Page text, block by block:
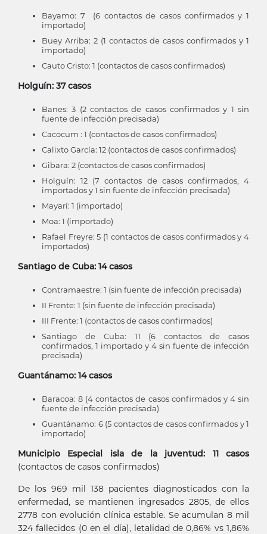
Bayamo: 7 (6 contactos de casos confirmados y 1
importado)
Buey Arriba: 2 (1 contactos de casos confirmados y 1
importado)
Cauto Cristo: 1 (contactos de casos confirmados)
Holguín: 37 casos
Banes: 3 (2 contactos de casos confirmados y 1 sin
fuente de infección precisada)
Cacocum : 1 (contactos de casos confirmados)
Calixto García: 12 (contactos de casos confirmados)
Gibara: 2 (contactos de casos confirmados)
Holguín: 12 (7 contactos de casos confirmados, 4
importados y 1 sin fuente de infección precisada)
Mayarí: 1 (importado)
Moa: 1 (importado)
Rafael Freyre: 5 (1 contactos de casos confirmados y 4
importados)
Santiago de Cuba: 14 casos
Contramaestre: 1 (sin fuente de infección precisada)
II Frente: 1 (sin fuente de infección precisada)
III Frente: 1 (contactos de casos confirmados)
Santiago de Cuba: 11 (6 contactos de casos
confirmados, 1 importado y 4 sin fuente de infección
precisada)
Guantánamo: 14 casos
Baracoa: 8 (4 contactos de casos confirmados y 4 sin
fuente de infección precisada)
Guantánamo: 6 (5 contactos de casos confirmados y 1
importado)
Municipio Especial isla de la juventud: 11 casos
(contactos de casos confirmados)
De los 969 mil 138 pacientes diagnosticados con la
enfermedad, se mantienen ingresados 2805, de ellos
2778 con evolución clínica estable. Se acumulan 8 mil
324 fallecidos (0 en el día), letalidad de 0,86% vs 1,86%